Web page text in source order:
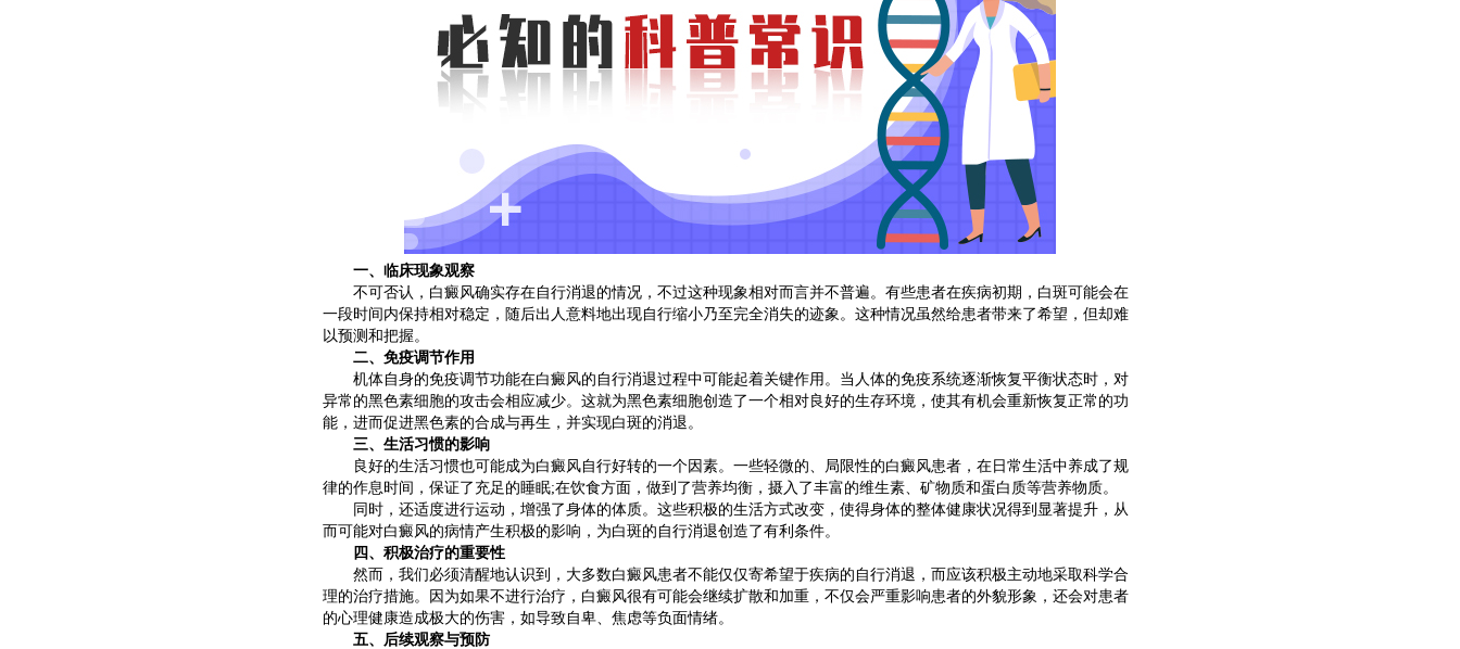
一、临床现象观察
不可否认，白癜风确实存在自行消退的情况，不过这种现象相对而言并不普遍。有些患者在疾病初期，白斑可能会在
一段时间内保持相对稳定，随后出人意料地出现自行缩小乃至完全消失的迹象。这种情况虽然给患者带来了希望，但却难
以预测和把握。
二、免疫调节作用
机体自身的免疫调节功能在白癜风的自行消退过程中可能起着关键作用。当人体的免疫系统逐渐恢复平衡状态时，对
异常的黑色素细胞的攻击会相应减少。这就为黑色素细胞创造了一个相对良好的生存环境，使其有机会重新恢复正常的功
能，进而促进黑色素的合成与再生，并实现白斑的消退。
三、生活习惯的影响
良好的生活习惯也可能成为白癜风自行好转的一个因素。一些轻微的、局限性的白癜风患者，在日常生活中养成了规
律的作息时间，保证了充足的睡眠;在饮食方面，做到了营养均衡，摄入了丰富的维生素、矿物质和蛋白质等营养物质。
同时，还适度进行运动，增强了身体的体质。这些积极的生活方式改变，使得身体的整体健康状况得到显著提升，从
而可能对白癜风的病情产生积极的影响，为白斑的自行消退创造了有利条件。
四、积极治疗的重要性
然而，我们必须清醒地认识到，大多数白癜风患者不能仅仅寄希望于疾病的自行消退，而应该积极主动地采取科学合
理的治疗措施。因为如果不进行治疗，白癜风很有可能会继续扩散和加重，不仅会严重影响患者的外貌形象，还会对患者
的心理健康造成极大的伤害，如导致自卑、焦虑等负面情绪。
五、后续观察与预防